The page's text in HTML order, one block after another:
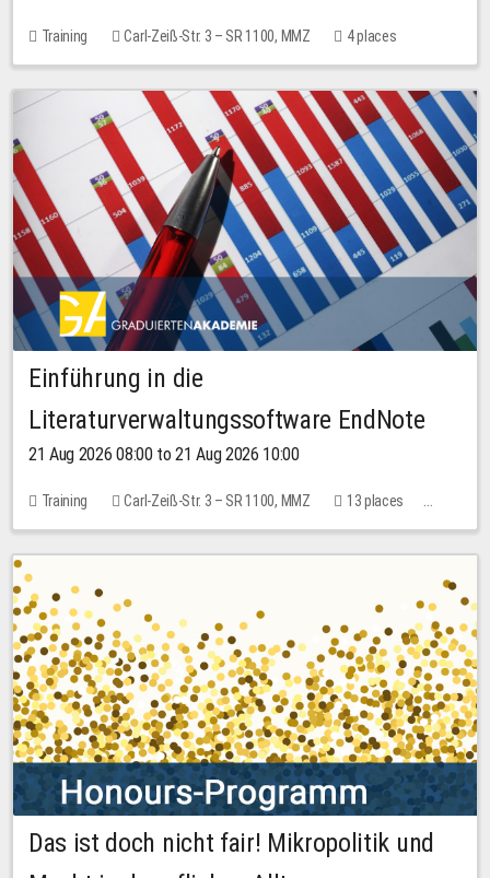
Training Carl-Zeiß-Str. 3 – SR 1100, MMZ 4 places
Einführung in die
Literaturverwaltungssoftware EndNote
21 Aug 2026 08:00 to 21 Aug 2026 10:00
Training Carl-Zeiß-Str. 3 – SR 1100, MMZ
13 places
10.00 EUR
Das ist doch nicht fair! Mikropolitik und